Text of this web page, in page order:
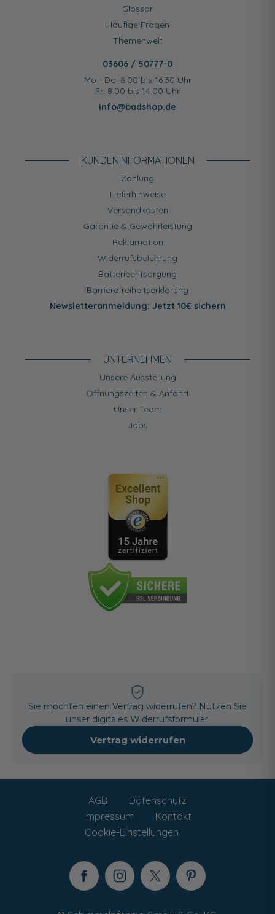
Glossar
Häufige Fragen
Themenwelt
03606 / 50777-0
Mo - Do: 8.00 bis 16.30 Uhr
Fr: 8.00 bis 14.00 Uhr
info@badshop.de
KUNDEN­INFORMATIONEN
Zahlung
Lieferhinweise
Versandkosten
Garantie & Gewährleistung
Reklamation
Widerrufsbelehrung
Batterieentsorgung
Barrierefreiheitserklärung
Newsletteranmeldung: Jetzt 10€ sichern
UNTERNEHMEN
Unsere Ausstellung
Öffnungszeiten & Anfahrt
Unser Team
Jobs
Sie möchten einen Vertrag widerrufen? Nutzen Sie
unser digitales Widerrufsformular:
Vertrag widerrufen
AGB
Datenschutz
Impressum
Kontakt
Cookie-Einstellungen